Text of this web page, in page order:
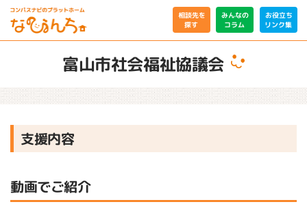
相談先を
探す
みんなの
コラム
お役立ち
リンク集
富山市社会福祉協議会
支援内容
動画でご紹介